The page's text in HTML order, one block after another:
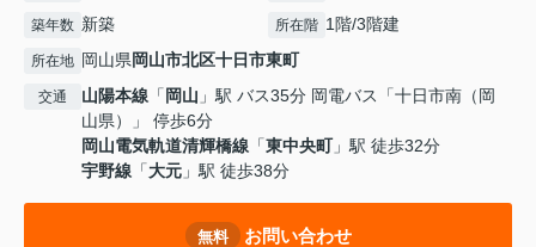
築年数 新築 所在階 1階/3階建
所在地 岡山県岡山市北区十日市東町
交通 山陽本線 「 岡山 」駅 バス35分 岡電バス「十日市南（岡
山県）」 停歩6分
岡山電気軌道清輝橋線 「東中央町」駅 徒歩32分
宇野線 「大元 」駅 徒歩38分
無料 お問い合わせ